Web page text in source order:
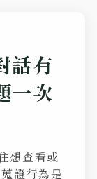
話有
一次
想查看或
證行為是